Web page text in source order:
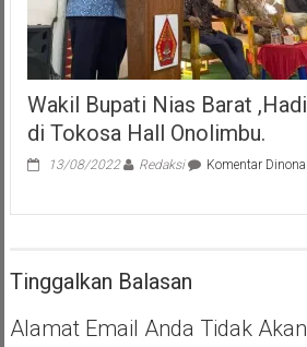
Wakil Bupati Nias Barat
di Tokosa Hall Onolimbu.
13/08/2022 Redaksi Komentar
Tinggalkan Balasan
Alamat Email Anda Tidak